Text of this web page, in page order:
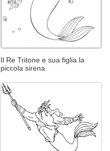
Il Re Tritone e sua figlia la
piccola sirena